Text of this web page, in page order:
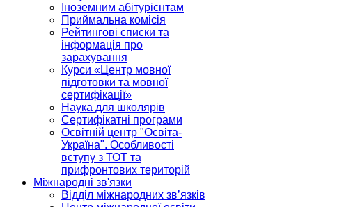
Іноземним абітурієнтам
Приймальна комісія
Рейтингові списки та
інформація про
зарахування
Курси «Центр мовної
підготовки та мовної
сертифікації»
Наука для школярів
Сертифікатні програми
Освітній центр "Освіта-
Україна". Особливості
вступу з ТОТ та
прифронтових територій
Міжнародні зв'язки
Відділ міжнародних зв’язків